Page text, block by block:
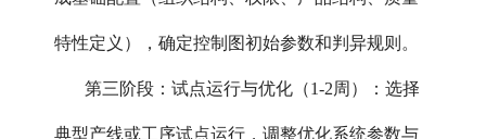
特性定义），确定控制图初始参数和判异规则。
第三阶段：试点运行与优化（1-2周）：选择
典型产线或工序试点运行，调整优化系统参数与